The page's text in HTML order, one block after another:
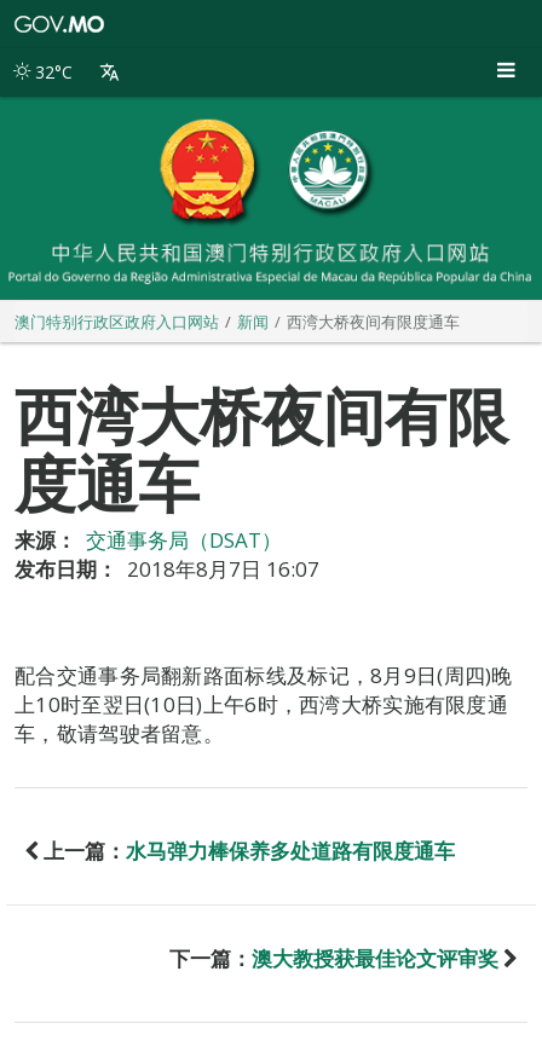
别
32°C
澳门特别行政区政府入口网站 新闻 西湾大桥夜间有限度通车
西湾大桥夜间有限
度通车
来源：
交通事务局（DSAT）
发布日期：
2018年8月7日 16:07
配合交通事务局翻新路面标线及标记，8月9日(周四)晚
上10时至翌日(10日)上午6时，西湾大桥实施有限度通
车，敬请驾驶者留意。
上一篇： 水马弹力棒保养多处道路有限度通车
下一篇： 澳大教授获最佳论文评审奖